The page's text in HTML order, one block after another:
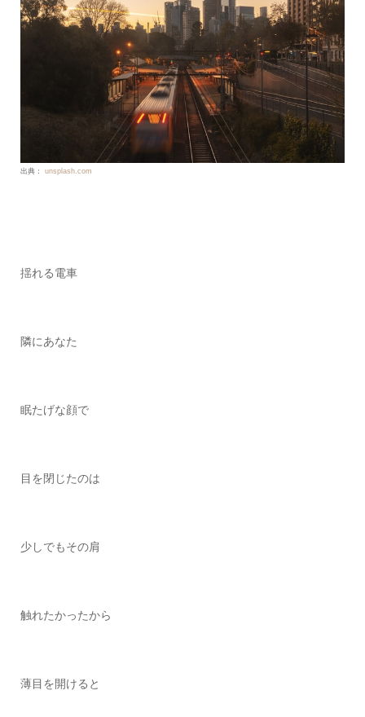
出典： unsplash.com
揺れる電車
隣にあなた
眠たげな顔で
目を閉じたのは
少しでもその肩
触れたかったから
薄目を開けると